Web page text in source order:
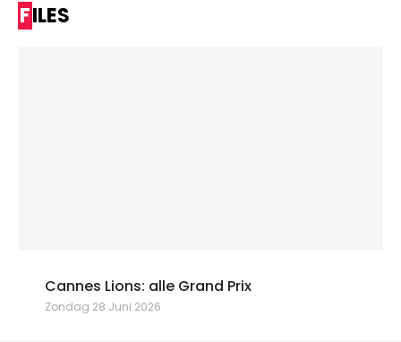
FILES
Cannes Lions: alle Grand Prix
Zondag 28 Juni 2026